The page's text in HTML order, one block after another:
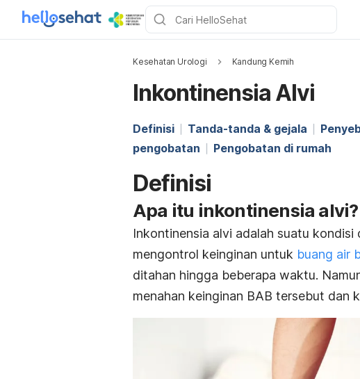
Kesehatan Urologi Kandung Kemih
Inkontinensia Alvi
Definisi Tanda-tanda & gejala
pengobatan
Pengobatan di rumah
Definisi
Apa itu inkontinensia alvi?
Inkontinensia alvi adalah suatu
mengontrol keinginan untuk buang air
ditahan hingga beberapa waktu.
menahan keinginan BAB tersebut dan